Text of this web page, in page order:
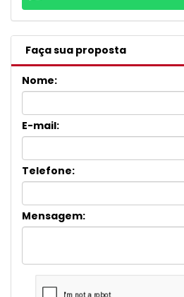
Faça sua proposta
Nome:
E-mail:
Telefone:
Mensagem: